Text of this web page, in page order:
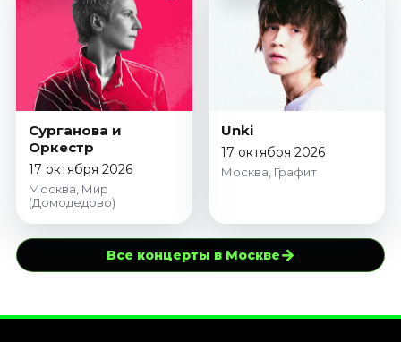
Сурганова и
Оркестр
17 октября 2026
Москва, Мир
(Домодедово)
Unki
17 октября 2026
Москва, Графит
Все концерты в Москве→